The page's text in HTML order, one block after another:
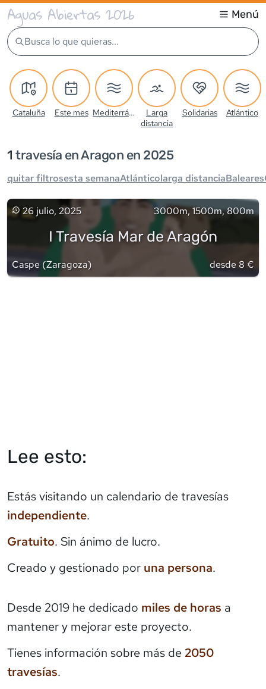
Aguas Abiertas 2026 Menú
Busca lo que quieras...
Cataluña Este mes Mediterráneo
Larga
distancia
Solidarias Atlántico
1 travesía en Aragon en 2025
quitar filtrosesta semanaAtlánticolarga distanciaBaleares
26 julio, 2025 3000m, 1500m, 800m
I Travesía Mar de Aragón
Caspe (Zaragoza) desde 8 €
Lee esto:
Estás visitando un calendario de travesías
independiente.
Gratuito. Sin ánimo de lucro.
Creado y gestionado por una persona.
Desde 2019 he dedicado miles de horas a
mantener y mejorar este proyecto.
Tienes información sobre más de 2050
travesías.